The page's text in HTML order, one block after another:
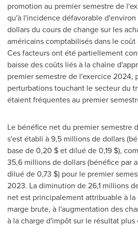
promotion au premier semestre de
qu'à l'incidence défavorable
dollars du cours de change sur les
américains comptabilisés dans le
Ces facteurs ont été partiellement
baisse des coûts liés à la chaîne
premier semestre de l'exercice 2024,
perturbations touchant le secteur du
étaient fréquentes au premier
Le bénéfice net du premier semestre
s'est établi à 9,5 millions de dollars
base de 0,20 $ et dilué de 0,19 $),
35,6 millions de dollars (bénéfice par
dilué de 0,73 $) pour le premier
2023. La diminution de 26,1 millions
net est principalement attribuable à
marge brute, à l'augmentation des
à la charge d'impôt sur le résultat plus